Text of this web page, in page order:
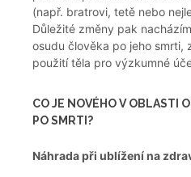
(např. bratrovi, tetě nebo
Důležité změny pak
osudu člověka po jeho smrti,
použití těla pro výzkumné
CO JE NOVÉHO V OBLASTI
PO SMRTI?
Náhrada při ublížení na